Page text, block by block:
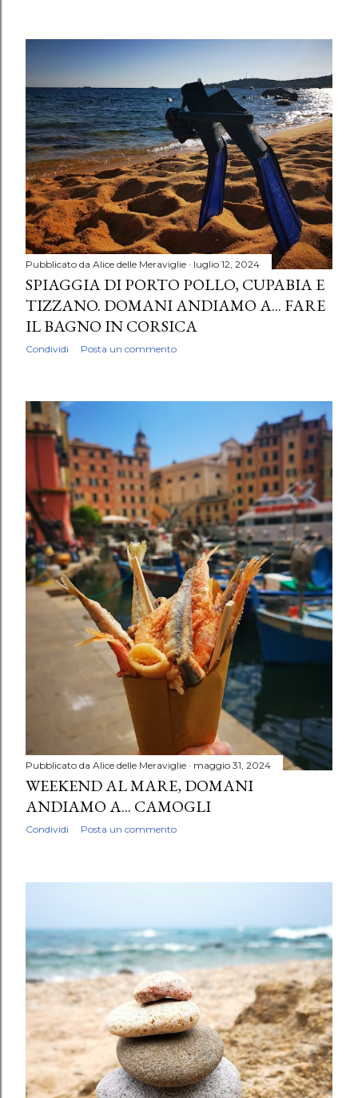
Pubblicato da Alice delle Meraviglie luglio 12, 2024
SPIAGGIA DI PORTO POLLO, CUPABIA E
TIZZANO. DOMANI ANDIAMO A... FARE
IL BAGNO IN CORSICA
Condividi Posta un commento
Pubblicato da Alice delle Meraviglie maggio 31, 2024
WEEKEND AL MARE, DOMANI
ANDIAMO A... CAMOGLI
Condividi Posta un commento